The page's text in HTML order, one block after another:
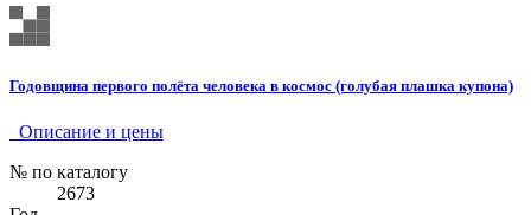
Годовщина первого полёта человека в космос (голубая плашка купона)
Описание и цены
№ по каталогу
2673